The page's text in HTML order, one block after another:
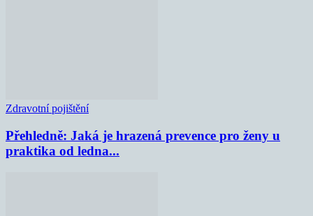
Zdravotní pojištění
Přehledně: Jaká je hrazená prevence pro ženy u
praktika od ledna...